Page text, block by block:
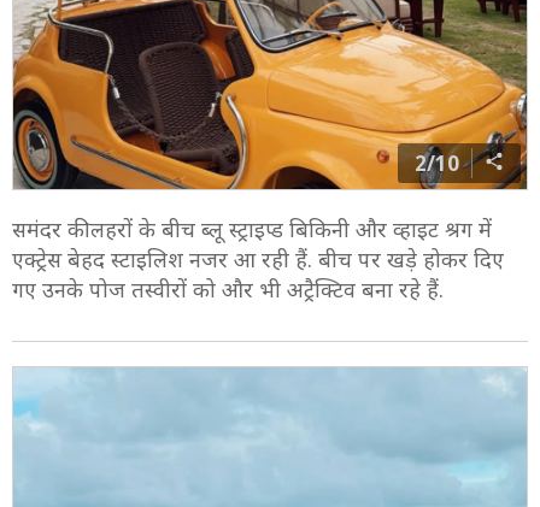
2/10
समंदर की लहरों के बीच ब्लू स्ट्राइप्ड बिकिनी और व्हाइट श्रग में
एक्ट्रेस बेहद स्टाइलिश नजर आ रही हैं. बीच पर खड़े होकर दिए
गए उनके पोज तस्वीरों को और भी अट्रैक्टिव बना रहे हैं.